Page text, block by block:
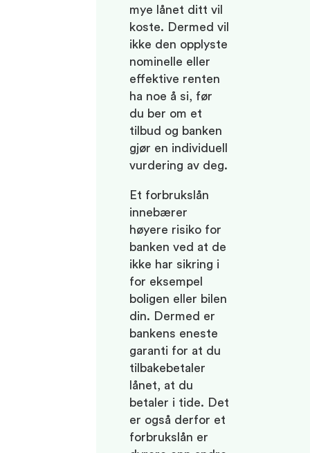
mye lånet ditt vil
koste. Dermed vil
ikke den opplyste
nominelle eller
effektive renten
ha noe å si, før
du ber om et
tilbud og banken
gjør en individuell
vurdering av deg.
Et forbrukslån
innebærer
høyere risiko for
banken ved at de
ikke har sikring i
for eksempel
boligen eller bilen
din. Dermed er
bankens eneste
garanti for at du
tilbakebetaler
lånet, at du
betaler i tide. Det
er også derfor et
forbrukslån er